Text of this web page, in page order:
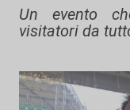
Un evento
visitatori da